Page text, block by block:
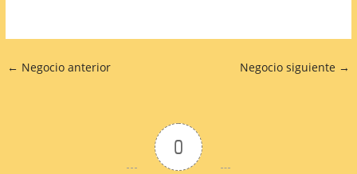
← Negocio anterior Negocio siguiente →
0